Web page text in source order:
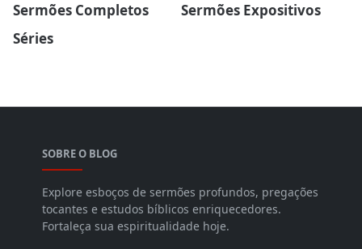
Sermões Completos
Sermões Expositivos
Séries
SOBRE O BLOG
Explore esboços de sermões profundos, pregações
tocantes e estudos bíblicos enriquecedores.
Fortaleça sua espiritualidade hoje.